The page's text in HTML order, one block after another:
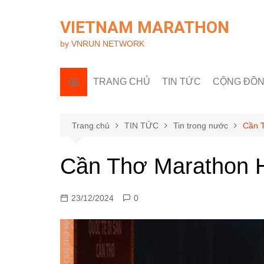
VIETNAM MARATHON
by VNRUN NETWORK
TRANG CHỦ TIN TỨC
Tin trong nước
CỘNG
Câu lạc bộ
Trang chủ TIN TỨC Tin trong nước Cần
Cần Thơ Marathon
23/12/2024 0